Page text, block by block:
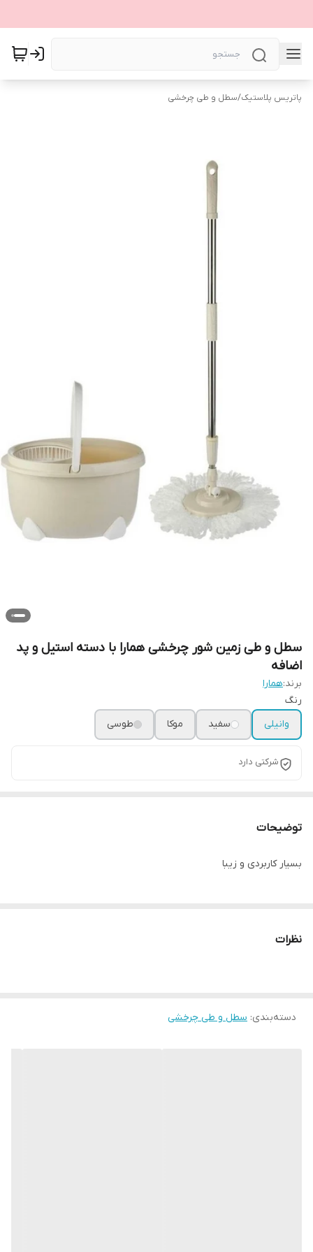
پاتریس پلاستیک/سطل و طی چرخشی
سطل و طی زمین شور چرخشی همارا با دسته استیل و پد
اضافه
برند:همارا
رنگ
وانیلی
سفید موکا طوسی
شرکتی دارد
توضیحات
بسیار کاربردی و زیبا
نظرات
دسته‌بندی: سطل و طی چرخشی